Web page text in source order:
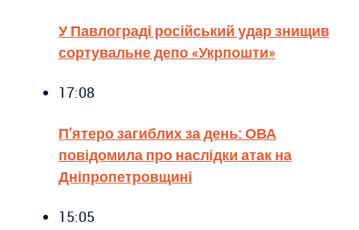
У Павлограді російський удар знищив
сортувальне депо «Укрпошти»
17:08
П’ятеро загиблих за день: ОВА
повідомила про наслідки атак на
Дніпропетровщині
15:05